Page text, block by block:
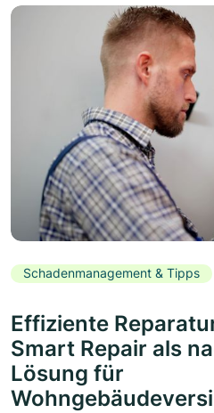
Schadenmanagement & Tipps
Effiziente
Smart Repair als
Lösung für